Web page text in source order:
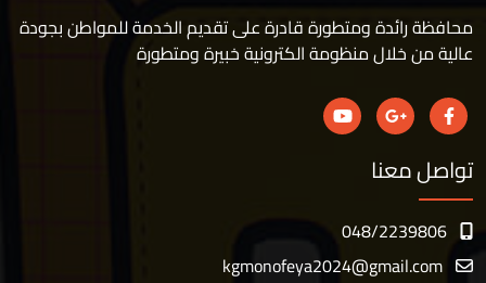
محافظة رائدة ومتطورة قادرة على تقديم الخدمة للمواطن بجودة
عالية من خلال منظومة الكترونية خبيرة ومتطورة
تواصل معنا
048/2239806
kgmonofeya2024@gmail.com